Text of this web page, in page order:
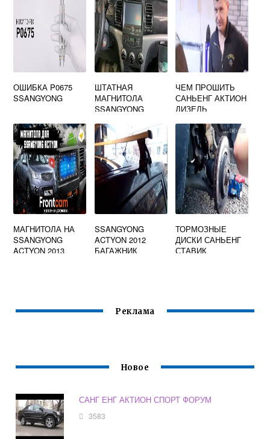
ОШИБКА P0675
SSANGYONG
ШТАТНАЯ
МАГНИТОЛА
SSANGYONG
ЧЕМ ПРОШИТЬ
САНЬЕНГ АКТИОН
ДИЗЕЛЬ
МАГНИТОЛА НА
SSANGYONG
ACTYON 2013
SSANGYONG
ACTYON 2012
БАГАЖНИК
ТОРМОЗНЫЕ
ДИСКИ САНЬЕНГ
СТАВИК
Реклама
Новое
САНГ ЕНГ АКТИОН СПОРТ ФОРУМ
3583